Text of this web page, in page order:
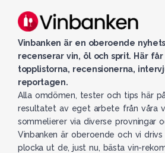
Vinbanken är en oberoende
recenserar vin, öl och sprit. Här
topplistorna, recensionerna,
reportagen.
Alla omdömen, tester och tips här
resultatet av eget arbete från våra
sommelierer via diverse provningar
Vinbanken är oberoende och vi
plocka ut de, just nu, bästa vin-